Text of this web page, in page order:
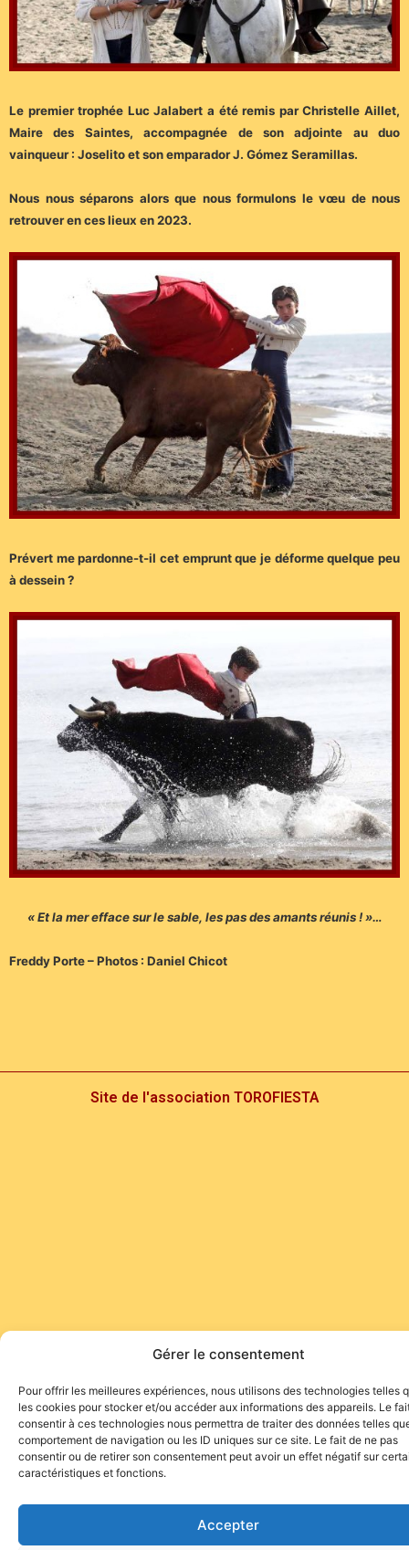
Gérer le consentement
Pour offrir les meilleures expériences, nous utilisons des technologies telles
les cookies pour stocker et/ou accéder aux informations des appareils. Le
consentir à ces technologies nous permettra de traiter des données telles
comportement de navigation ou les ID uniques sur ce site. Le fait de ne pas
consentir ou de retirer son consentement peut avoir un effet négatif sur
caractéristiques et fonctions.
Accepter
Le premier trophée Luc Jalabert a été remis par Christelle Aillet,
Maire des Saintes, accompagnée de son adjointe au duo
vainqueur : Joselito et son emparador J. Gómez Seramillas.
Nous nous séparons alors que nous formulons le vœu de nous
retrouver en ces lieux en 2023.
Prévert me pardonne-t-il cet emprunt que je déforme quelque peu
à dessein ?
« Et la mer efface sur le sable, les pas des amants réunis ! »…
Freddy Porte – Photos : Daniel Chicot
Site de l'association TOROFIESTA